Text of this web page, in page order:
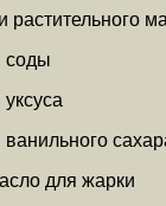
растительного
соды
ванильного
для жарки